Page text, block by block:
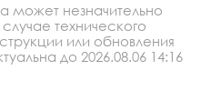
может незначительно
технического
или обновления
до 2026.08.06 14:16